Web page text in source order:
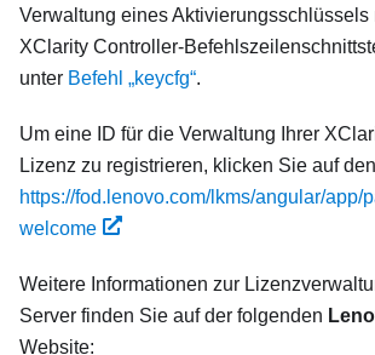
Verwaltung eines Aktivierungsschlüssels
XClarity Controller-
unter Befehl „keycfg“.
Um eine ID für die Verwaltung Ihrer
Lizenz zu registrieren, klicken Sie auf
https://fod.lenovo.com/lkms/angular/app/
welcome
Weitere Informationen zur
Server finden Sie auf der folgenden
Website: